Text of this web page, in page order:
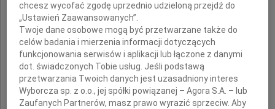
I z nas to czeka też każdego...
Ale dlaczego Ty tak wcześnie:
Dlaczego???
A.Z.
(...) Lecz gdyby mi kazały wyroki ponure
Na ziemi się meldować, by drugi raz żyć.
chcesz wycofać zgodę uprzednio udzieloną przejdź do
„Ustawień Zaawansowanych”.
Twoje dane osobowe mogą być przetwarzane także do
celów badania i mierzenia informacji dotyczących
funkcjonowania serwisów i aplikacji lub łączone z danymi
dot. świadczonych Tobie usług. Jeśli podstawą
przetwarzania Twoich danych jest uzasadniony interes
Wyborcza sp. z o.o., jej spółki powiązanej – Agora S.A. – lub
Zaufanych Partnerów, masz prawo wyrazić sprzeciw. Aby